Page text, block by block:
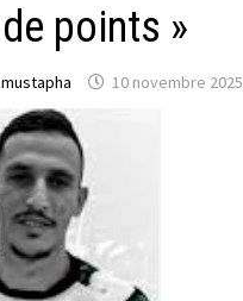
points »
mustapha 10 novembre 2025